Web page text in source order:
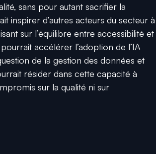
sans pour autant sacrifier la
inspirer d’autres acteurs du secteur à
sur l’équilibre entre accessibilité et
accélérer l’adoption de l’IA
de la gestion des données et
résider dans cette capacité à
sur la qualité ni sur